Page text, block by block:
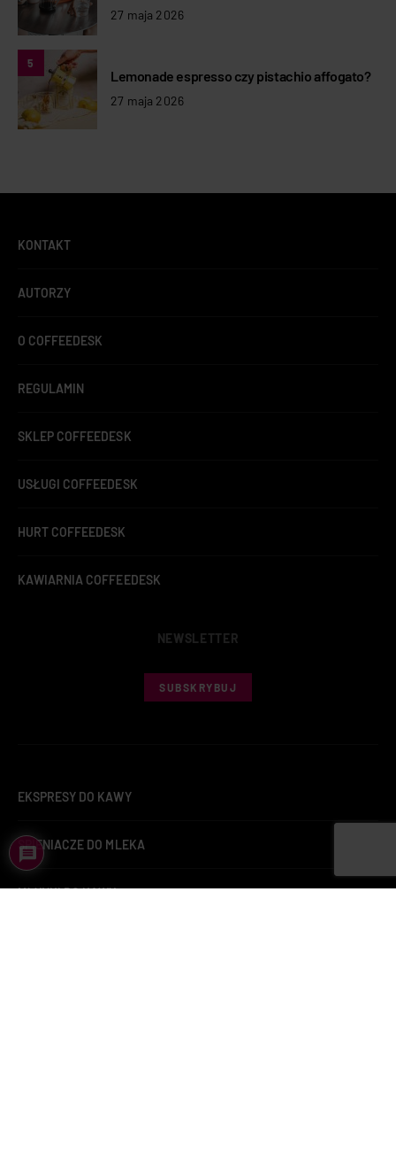
27 maja 2026
5
Lemonade espresso czy pistachio affogato?
27 maja 2026
KONTAKT
AUTORZY
O COFFEEDESK
REGULAMIN
SKLEP COFFEEDESK
USŁUGI COFFEEDESK
HURT COFFEEDESK
KAWIARNIA COFFEEDESK
NEWSLETTER
SUBSKRYBUJ
EKSPRESY DO KAWY
SPIENIACZE DO MLEKA
MŁYNKI DO KAWY